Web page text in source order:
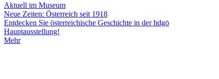
Aktuell im Museum
Neue Zeiten: Österreich seit 1918
Entdecken Sie österreichische Geschichte in der hdgö
Hauptausstellung!
Mehr